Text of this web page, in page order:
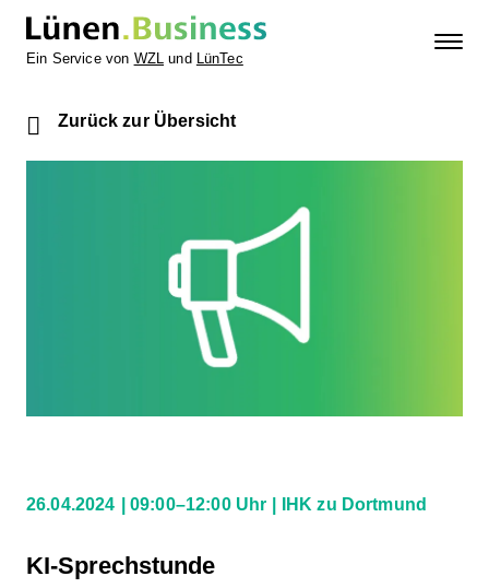
Ein Service von WZL und LünTec
Zurück zur Übersicht
26.04.2024 09:00–12:00 Uhr IHK zu Dortmund
KI-Sprechstunde